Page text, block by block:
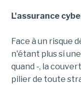
L'assurance
Face à un risque
n'étant plus si
quand -, la
pilier de toute